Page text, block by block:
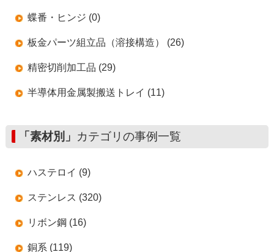
蝶番・ヒンジ (0)
板金パーツ組立品（溶接構造） (26)
精密切削加工品 (29)
半導体用金属製搬送トレイ (11)
「素材別」 カテゴリの事例一覧
ハステロイ (9)
ステンレス (320)
リボン鋼 (16)
銅系 (119)